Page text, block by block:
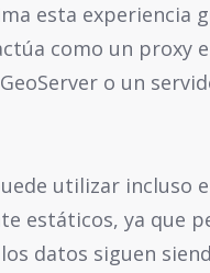
esta experiencia
como un
o un
utilizar incluso
estáticos, ya que
datos siguen